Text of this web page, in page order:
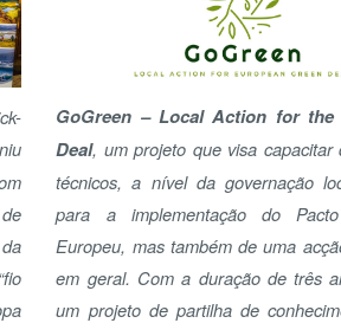
Europeu, mas também de uma acção ambiental
em geral. Com a duração de três anos, este é
um projeto de partilha de conhecimentos e de
pretende ser uma “referência nacional e
internacional” ao nível da sustentabilidade
ambiental.
Ler mais...